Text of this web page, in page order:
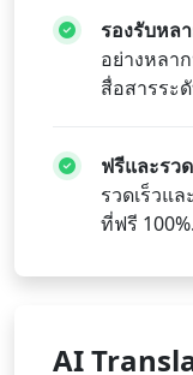
รองรับหล
อย่างหลา
สื่อสารระ
ฟรีและรวด
รวดเร็วแ
ที่ฟรี 100%.
AI